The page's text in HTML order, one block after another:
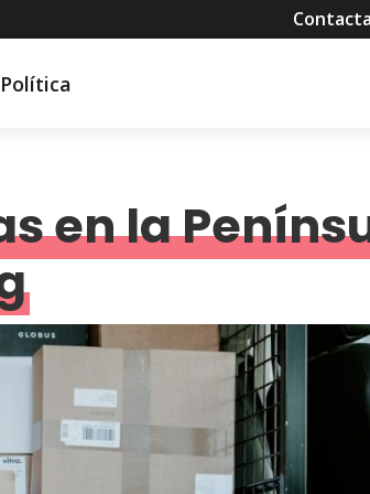
Política
en la